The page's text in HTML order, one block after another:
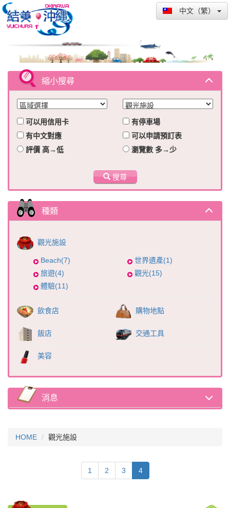
中文（繁）
縮小搜尋
可以用信用卡
有停車場
有中文對應
可以申請預訂表
評價 高→低
瀏覽數 多→少
搜尋
種類
觀光施設
Beach(7)
世界遺產(1)
旅遊(4)
觀光(15)
體驗(11)
飲食店 購物地點
飯店 交通工具
美容
消息
HOME 觀光施設
1 2 3 4